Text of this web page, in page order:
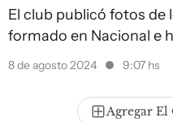
El club publicó fotos de
formado en Nacional e
8 de agosto 2024 9:07 hs
Agregar El